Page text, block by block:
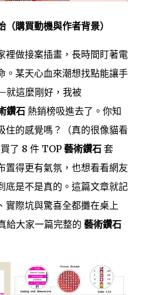
購買動機與作者背景）
裡做接案插畫，長時間盯著電
。某天心血來潮想找點能讓手
這麼剛好，我被
鑽石 熱銷榜吸進去了。你知
住的感覺嗎？（真的很像貓看
了 8 件 TOP 藝術鑽石 套
置得更有氣氛，也想看看網友
底是不是真的。這篇文章就記
實際坑與驚喜全都攤在桌上
大家一篇完整的 藝術鑽石